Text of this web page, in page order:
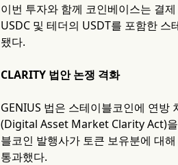
이번 투자와 함께 코인베이스는 결
USDC 및 테더의 USDT를 포함한
됐다.
CLARITY 법안 논쟁 격화
GENIUS 법은 스테이블코인에 연방
(Digital Asset Market Clarity Act)을
블코인 발행사가 토큰 보유분에 대
통과했다.